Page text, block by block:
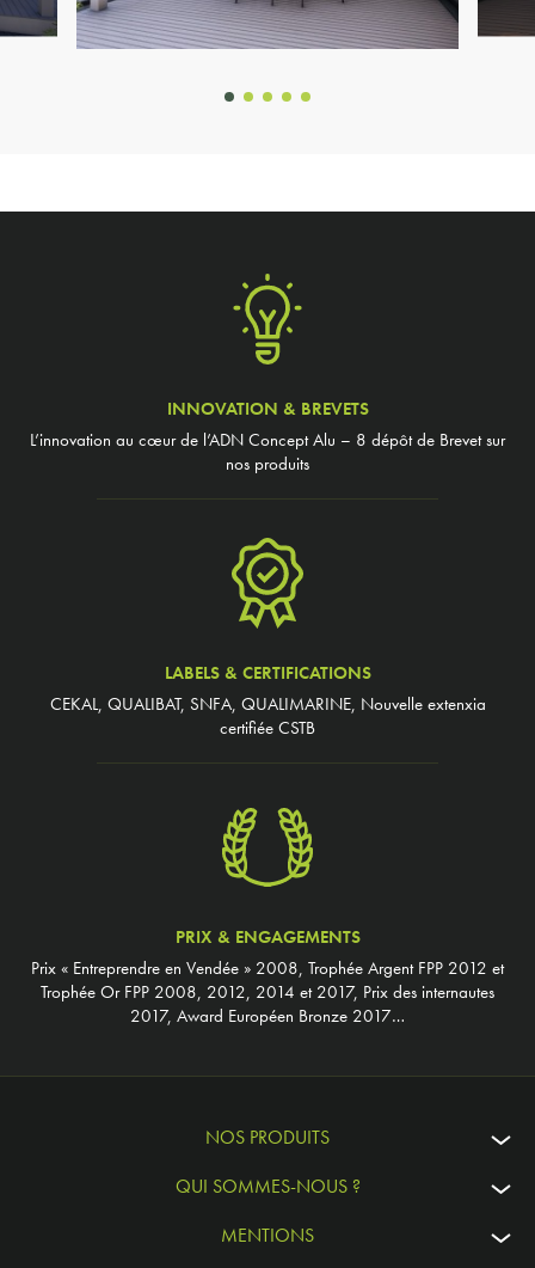
INNOVATION & BREVETS
L’innovation au cœur de l’ADN Concept Alu – 8 dépôt de Brevet sur
nos produits
LABELS & CERTIFICATIONS
CEKAL, QUALIBAT, SNFA, QUALIMARINE, Nouvelle extenxia
certifiée CSTB
PRIX & ENGAGEMENTS
Prix « Entreprendre en Vendée » 2008, Trophée Argent FPP 2012 et
Trophée Or FPP 2008, 2012, 2014 et 2017, Prix des internautes
2017, Award Européen Bronze 2017…
NOS PRODUITS
QUI SOMMES-NOUS ?
MENTIONS